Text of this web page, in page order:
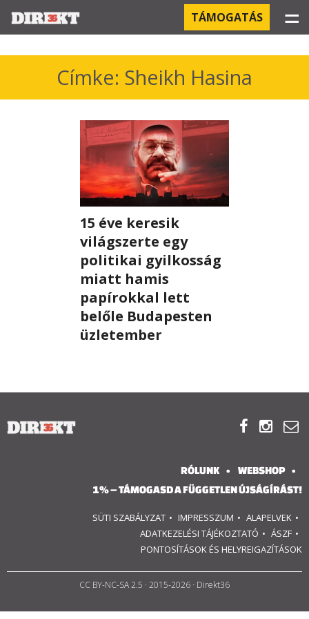
PROJEKTEK
KÓRHÁZI FERTŐZÉSEK
ORBÁN ÉS A GAZDASÁG
OROSZ KAPCSOLATOK
PEGASUS-MEGFIGYELÉSEK
AZ ORBÁN CSALÁD ÜZLETEI
OFFSHORE TITKOK
TÁMOGATÁS ☰
Címke: Sheikh Hasina
15 éve keresik
világszerte egy
politikai gyilkosság
miatt hamis
papírokkal lett
belőle Budapesten
üzletember
  
RÓLUNK
WEBSHOP
1% – TÁMOGASD A FÜGGETLEN ÚJSÁGÍRÁST!
SÜTI SZABÁLYZAT IMPRESSZUM
ALAPELVEK
ADATKEZELÉSI TÁJÉKOZTATÓ
ÁSZF
PONTOSÍTÁSOK ÉS HELYREIGAZÍTÁSOK
CC BY-NC-SA 2.5 · 2015-2026 · Direkt36